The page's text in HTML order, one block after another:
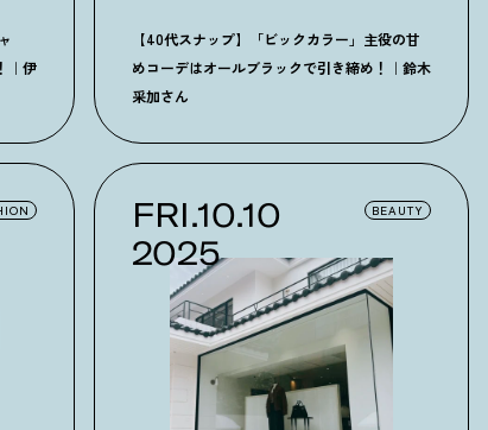
｜伊
【40代スナップ】「ビックカラー」主役の甘
めコーデはオールブラックで引き締め！｜鈴木
采加さん
FRI.10.10
2025
BEAUTY